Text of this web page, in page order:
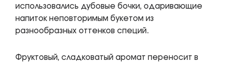
использовались дубовые бочки, одаривающие
напиток неповторимым букетом из
разнообразных оттенков специй.
Фруктовый, сладковатый аромат переносит в